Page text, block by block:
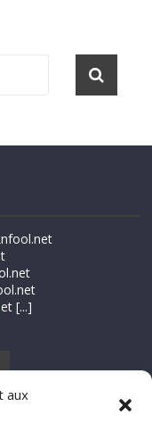
aux
[...]